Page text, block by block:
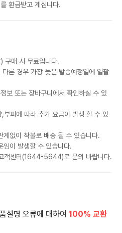
환급받고 계십니다.
구매 시 무료입니다.
른 경우 가장 늦은 발송예정일에 일괄
보 또는 장바구니에서 확인하실 수 있
피에 따라 추가 요금이 발생 할 수 있
없이 착불로 배송 될 수 있습니다.
임이 발생할 수 있습니다.
객센터(1644-5644)로 문의 바랍니다.
설명 오류에 대하여 100% 교환